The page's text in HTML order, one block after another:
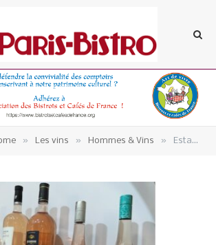
» Les vins » Hommes & Vins » Estandon, coopérative provençale